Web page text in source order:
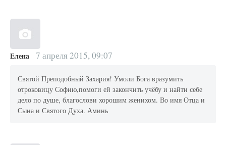
Елена 7 апреля 2015, 09:07
Святой Преподобный Захария! Умоли Бога вразумить
отроковицу Софию,помоги ей закончить учёбу и найти себе
дело по душе, благослови хорошим женихом. Во имя Отца и
Сына и Святого Духа. Аминь